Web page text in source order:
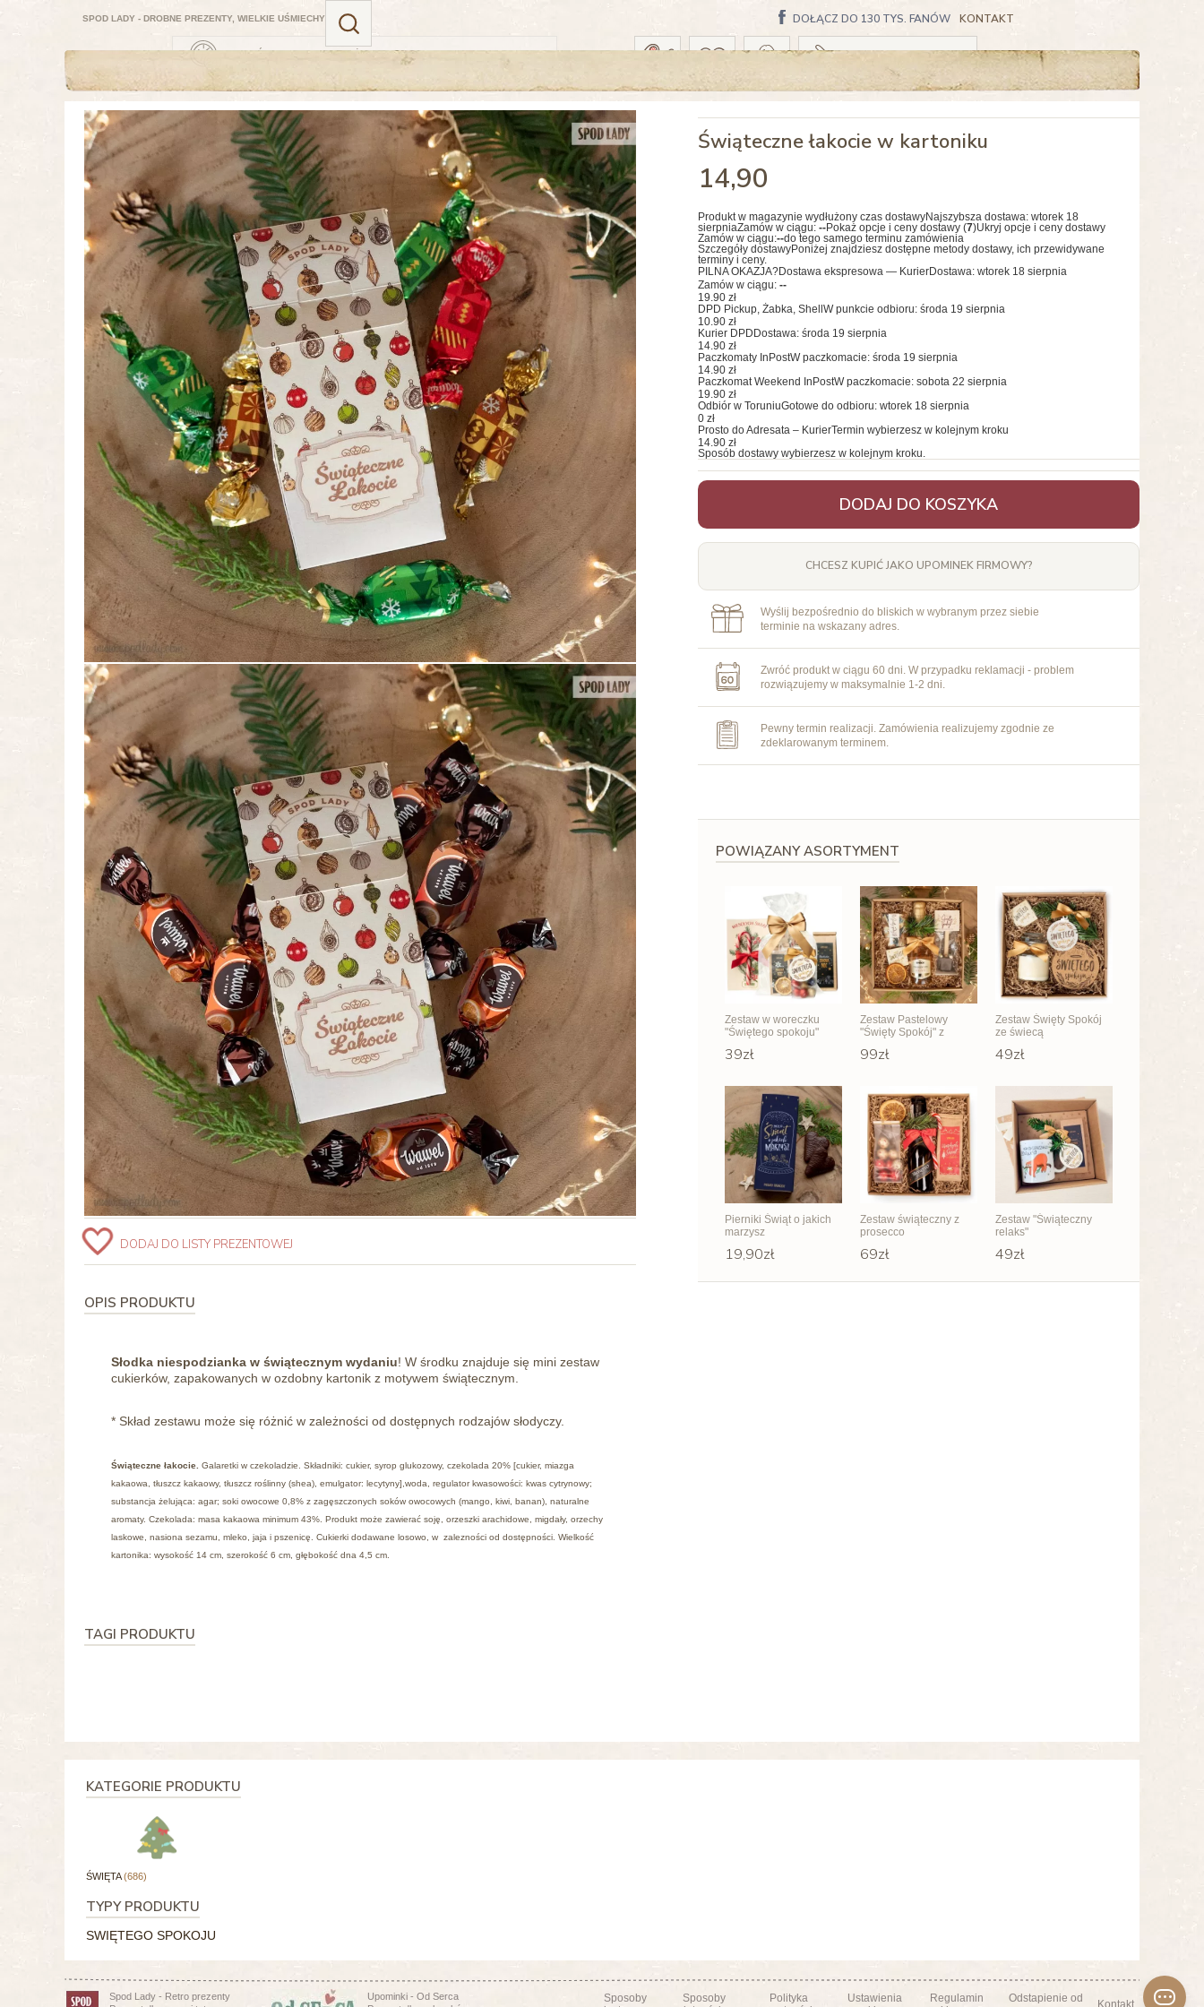
ZAMÓW DO 13:00 — NAJBLIŻSZA DOSTAWA: WTOREK, 18 SIERPNIA
DOŁĄCZ DO 130 TYS. FANÓW KONTAKT
SPOD LADY - DROBNE PREZENTY, WIELKIE UŚMIECHY
Koszyk pusty
DODAJ DO LISTY PREZENTOWEJ
OPIS PRODUKTU
Słodka niespodzianka w świątecznym wydaniu! W środku znajduje się mini zestaw
cukierków, zapakowanych w ozdobny kartonik z motywem świątecznym.
* Skład zestawu może się różnić w zależności od dostępnych rodzajów słodyczy.
Świąteczne łakocie. Galaretki w czekoladzie. Składniki: cukier, syrop glukozowy, czekolada 20% [cukier, miazga
kakaowa, tłuszcz kakaowy, tłuszcz roślinny (shea), emulgator: lecytyny],woda, regulator kwasowości: kwas cytrynowy;
substancja żelująca: agar; soki owocowe 0,8% z zagęszczonych soków owocowych (mango, kiwi, banan), naturalne
aromaty. Czekolada: masa kakaowa minimum 43%. Produkt może zawierać soję, orzeszki arachidowe, migdały, orzechy
laskowe, nasiona sezamu, mleko, jaja i pszenicę. Cukierki dodawane losowo, w zalezności od dostępności. Wielkość
kartonika: wysokość 14 cm, szerokość 6 cm, głębokość dna 4,5 cm.
TAGI PRODUKTU
Świąteczne łakocie w kartoniku
14,90
Produkt w magazynie wydłużony czas dostawyNajszybsza dostawa: wtorek 18
sierpniaZamów w ciągu: --Pokaż opcje i ceny dostawy (7)Ukryj opcje i ceny dostawy
Zamów w ciągu:--do tego samego terminu zamówienia
Szczegóły dostawyPoniżej znajdziesz dostępne metody dostawy, ich przewidywane
terminy i ceny.
PILNA OKAZJA?Dostawa ekspresowa — KurierDostawa: wtorek 18 sierpnia
Zamów w ciągu: --
19.90 zł
DPD Pickup, Żabka, Shell W punkcie odbioru: środa 19 sierpnia
10.90 zł
Kurier DPD Dostawa: środa 19 sierpnia
14.90 zł
Paczkomaty InPostW paczkomacie: środa 19 sierpnia
14.90 zł
Paczkomat Weekend InPostW paczkomacie: sobota 22 sierpnia
19.90 zł
Odbiór w ToruniuGotowe do odbioru: wtorek 18 sierpnia
0 zł
Prosto do Adresata – KurierTermin wybierzesz w kolejnym kroku
14.90 zł
Sposób dostawy wybierzesz w kolejnym kroku.
DODAJ DO KOSZYKA
CHCESZ KUPIĆ JAKO UPOMINEK FIRMOWY?
Wyślij bezpośrednio do bliskich w wybranym przez siebie
terminie na wskazany adres.
Zwróć produkt w ciągu 60 dni. W przypadku reklamacji - problem
rozwiązujemy w maksymalnie 1-2 dni.
Pewny termin realizacji. Zamówienia realizujemy zgodnie ze
zdeklarowanym terminem.
POWIĄZANY ASORTYMENT
Zestaw w woreczku
"Świętego spokoju"
39zł
Zestaw Pastelowy
"Święty Spokój" z
99zł
Zestaw Święty Spokój
ze świecą
49zł
Pierniki Świąt o jakich
marzysz
19,90zł
Zestaw świąteczny z
prosecco
69zł
Zestaw "Świąteczny
relaks"
49zł
KATEGORIE PRODUKTU
ŚWIĘTA(686)
TYPY PRODUKTU
SWIĘTEGO SPOKOJU
Spod Lady - Retro prezenty
Upominki - Od Serca
Sposoby
Sposoby
Polityka
Ustawienia
Regulamin
Odstapienie od
Kontakt